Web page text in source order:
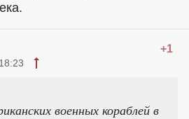
+1
военных кораблей в